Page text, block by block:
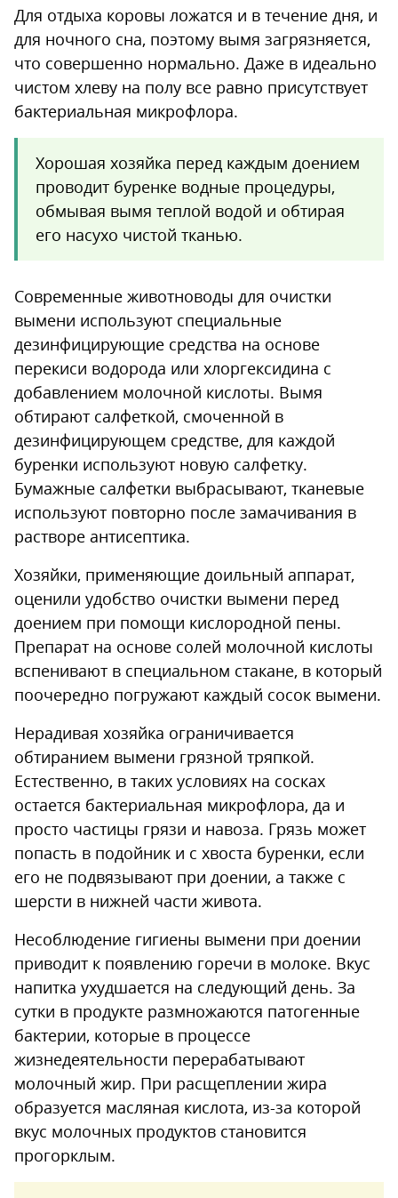
Для отдыха коровы ложатся и в течение дня, и
для ночного сна, поэтому вымя загрязняется,
что совершенно нормально. Даже в идеально
чистом хлеву на полу все равно присутствует
бактериальная микрофлора.
Хорошая хозяйка перед каждым доением
проводит буренке водные процедуры,
обмывая вымя теплой водой и обтирая
его насухо чистой тканью.
Современные животноводы для очистки
вымени используют специальные
дезинфицирующие средства на основе
перекиси водорода или хлоргексидина с
добавлением молочной кислоты. Вымя
обтирают салфеткой, смоченной в
дезинфицирующем средстве, для каждой
буренки используют новую салфетку.
Бумажные салфетки выбрасывают, тканевые
используют повторно после замачивания в
растворе антисептика.
Хозяйки, применяющие доильный аппарат,
оценили удобство очистки вымени перед
доением при помощи кислородной пены.
Препарат на основе солей молочной кислоты
вспенивают в специальном стакане, в который
поочередно погружают каждый сосок вымени.
Нерадивая хозяйка ограничивается
обтиранием вымени грязной тряпкой.
Естественно, в таких условиях на сосках
остается бактериальная микрофлора, да и
просто частицы грязи и навоза. Грязь может
попасть в подойник и с хвоста буренки, если
его не подвязывают при доении, а также с
шерсти в нижней части живота.
Несоблюдение гигиены вымени при доении
приводит к появлению горечи в молоке. Вкус
напитка ухудшается на следующий день. За
сутки в продукте размножаются патогенные
бактерии, которые в процессе
жизнедеятельности перерабатывают
молочный жир. При расщеплении жира
образуется масляная кислота, из-за которой
вкус молочных продуктов становится
прогорклым.